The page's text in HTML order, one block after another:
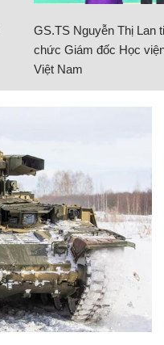
GS.TS Nguyễn Thị Lan
chức Giám đốc Học
Việt Nam